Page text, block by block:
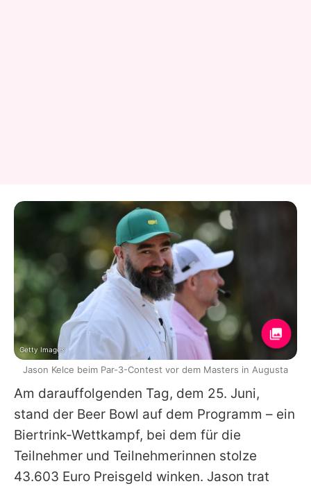
Am darauffolgenden Tag, dem 25. Juni,
stand der Beer Bowl auf dem Programm – ein
Biertrink-Wettkampf, bei dem für die
Teilnehmer und Teilnehmerinnen stolze
43.603 Euro Preisgeld winken. Jason trat
Getty Images
Jason Kelce beim Par-3-Contest vor dem Masters in Augusta